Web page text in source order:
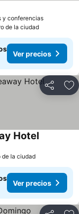
y conferencias
de la ciudad
Ver precios
Compartir
Hotel
de la ciudad
Ver precios